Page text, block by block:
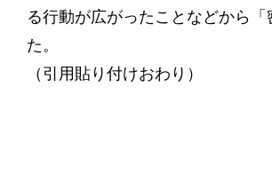
る行動が広がったことなどから
た。
（引用貼り付けおわり）